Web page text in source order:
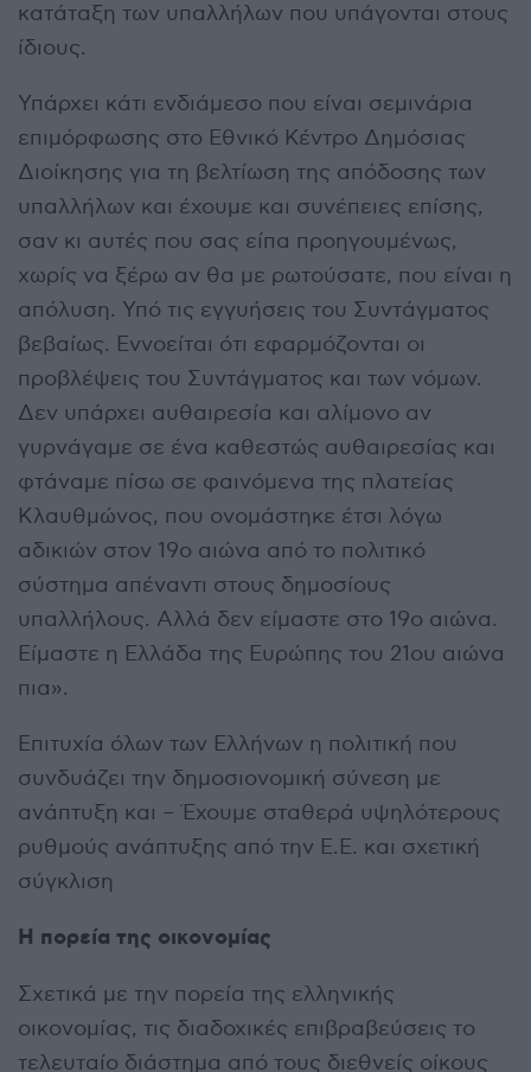
κατάταξη των υπαλλήλων που υπάγονται στους
ίδιους.
Υπάρχει κάτι ενδιάμεσο που είναι σεμινάρια
επιμόρφωσης στο Εθνικό Κέντρο Δημόσιας
Διοίκησης για τη βελτίωση της απόδοσης των
υπαλλήλων και έχουμε και συνέπειες επίσης,
σαν κι αυτές που σας είπα προηγουμένως,
χωρίς να ξέρω αν θα με ρωτούσατε, που είναι η
απόλυση. Υπό τις εγγυήσεις του Συντάγματος
βεβαίως. Εννοείται ότι εφαρμόζονται οι
προβλέψεις του Συντάγματος και των νόμων.
Δεν υπάρχει αυθαιρεσία και αλίμονο αν
γυρνάγαμε σε ένα καθεστώς αυθαιρεσίας και
φτάναμε πίσω σε φαινόμενα της πλατείας
Κλαυθμώνος, που ονομάστηκε έτσι λόγω
αδικιών στον 19ο αιώνα από το πολιτικό
σύστημα απέναντι στους δημοσίους
υπαλλήλους. Αλλά δεν είμαστε στο 19ο αιώνα.
Είμαστε η Ελλάδα της Ευρώπης του 21ου αιώνα
πια».
Επιτυχία όλων των Ελλήνων η πολιτική που
συνδυάζει την δημοσιονομική σύνεση με
ανάπτυξη και – Έχουμε σταθερά υψηλότερους
ρυθμούς ανάπτυξης από την Ε.Ε. και σχετική
σύγκλιση
Η πορεία της οικονομίας
Σχετικά με την πορεία της ελληνικής
οικονομίας, τις διαδοχικές επιβραβεύσεις το
τελευταίο διάστημα από τους διεθνείς οίκους